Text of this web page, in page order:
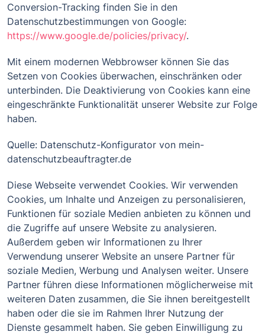
Conversion-Tracking finden Sie in den
Datenschutzbestimmungen von Google:
https://www.google.de/policies/privacy/.
Mit einem modernen Webbrowser können Sie das
Setzen von Cookies überwachen, einschränken oder
unterbinden. Die Deaktivierung von Cookies kann eine
eingeschränkte Funktionalität unserer Website zur Folge
haben.
Quelle: Datenschutz-Konfigurator von mein-
datenschutzbeauftragter.de
Diese Webseite verwendet Cookies. Wir verwenden
Cookies, um Inhalte und Anzeigen zu personalisieren,
Funktionen für soziale Medien anbieten zu können und
die Zugriffe auf unsere Website zu analysieren.
Außerdem geben wir Informationen zu Ihrer
Verwendung unserer Website an unsere Partner für
soziale Medien, Werbung und Analysen weiter. Unsere
Partner führen diese Informationen möglicherweise mit
weiteren Daten zusammen, die Sie ihnen bereitgestellt
haben oder die sie im Rahmen Ihrer Nutzung der
Dienste gesammelt haben. Sie geben Einwilligung zu